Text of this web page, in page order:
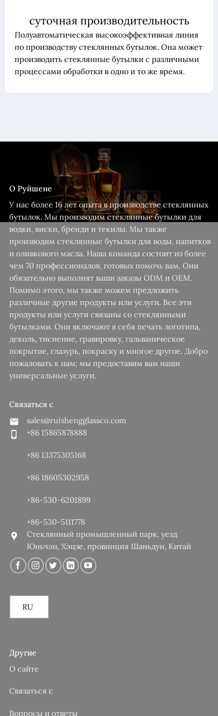
суточная производительность
Полуавтоматическая высокоэффективная линия
по производству стеклянных бутылок. Она может
производить стеклянные бутылки с различными
процессами обработки в одно и то же время.
О Руйшене
У нас более 16 лет опыта в производстве стеклянных
бутылок. Мы производим стеклянные бутылки для
водки, виски, бренди и текилы. Мы также
производим стеклянные бутылки для воды, напитков
и оливкового масла. Наша команда состоит из более
чем 70 профессионалов, готовых помочь вам. Они
обязательно выполнят ваши заказы ODM и OEM.
Помимо этого, мы также можем предложить
различные другие продукты или услуги. Все эти
продукты или услуги связаны со стеклянными
бутылками. Они включают в себя печать логотипа,
деколь, тиснение, гравировку, гальваническое
покрытие, глазурь, покраску и многое другое. Добро
пожаловать к нам; мы предоставим вам наши
универсальные услуги.
Связаться с
sales@ruishengglassco.com
+86 15865878888
+86 13375305168
+86 18605302958
+86-530-6201899
+86-530-5111778
Стеклянный промышленный парк, уезд
Юньчэн, Хэцзе, провинция Шаньдун, Китай
RU
Другие
О сайте
Связаться с
Вопросы и ответы